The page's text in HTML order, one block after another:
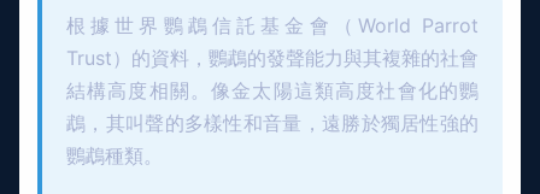
根據世界鸚鵡信託基金會（World Parrot
Trust）的資料，鸚鵡的發聲能力與其複雜的社會
結構高度相關。像金太陽這類高度社會化的鸚
鵡，其叫聲的多樣性和音量，遠勝於獨居性強的
鸚鵡種類。